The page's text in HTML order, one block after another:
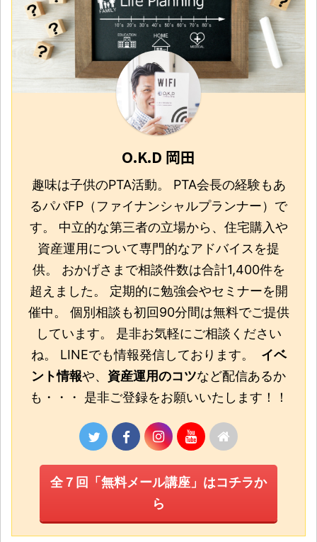
O.K.D 岡田
趣味は子供のPTA活動。 PTA会長の経験もあ
るパパFP（ファイナンシャルプランナー）で
す。 中立的な第三者の立場から、住宅購入や
資産運用について専門的なアドバイスを提
供。 おかげさまで相談件数は合計1,400件を
超えました。 定期的に勉強会やセミナーを開
催中。 個別相談も初回90分間は無料でご提供
しています。 是非お気軽にご相談ください
ね。 LINEでも情報発信しております。 イベ
ント情報や、 資産運用のコツなど配信あるか
も・・・ 是非ご登録をお願いいたします！！
全７回「無料メール講座」はコチラか
ら